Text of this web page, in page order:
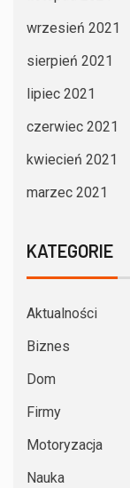
wrzesień 2021
sierpień 2021
lipiec 2021
czerwiec 2021
kwiecień 2021
marzec 2021
KATEGORIE
Aktualności
Biznes
Dom
Firmy
Motoryzacja
Nauka